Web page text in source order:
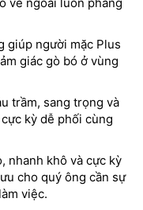
giúp người mặc Plus
giác gò bó ở vùng
trầm, sang trọng và
kỳ dễ phối cùng
nhanh khô và cực kỳ
cho quý ông cần sự
việc.